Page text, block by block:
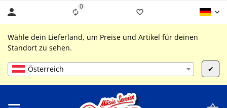
0Liste ist leer
Wähle dein Lieferland, um Preise und Artikel für deinen
Standort zu sehen.
Österreich ✔